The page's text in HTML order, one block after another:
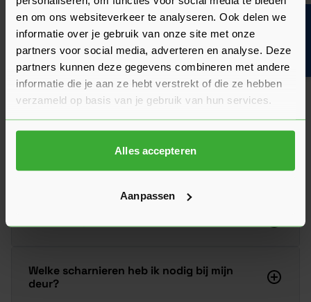
en om ons websiteverkeer te analyseren. Ook delen we
informatie over je gebruik van onze site met onze
partners voor social media, adverteren en analyse. Deze
partners kunnen deze gegevens combineren met andere
informatie die je aan ze hebt verstrekt of die ze hebben
verzameld op basis van je gebruik van hun services.
Alles accepteren
Aanpassen
graag verder!
Stel je vraag
Kunnen jullie deze deur ook in een andere
maat leveren?
Zijn deze deuren ook geschikt als
schuifdeur?
Welke scharnieren heb ik nodig bij mijn
deur?